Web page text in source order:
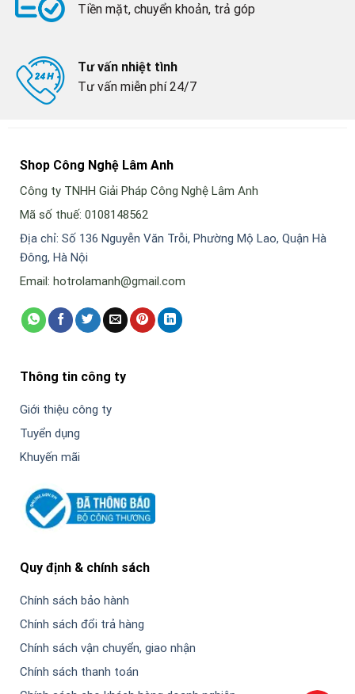
Tiền mặt, chuyển khoản, trả góp
Tư vấn nhiệt tình
Tư vấn miễn phí 24/7
Shop Công Nghệ Lâm Anh
Công ty TNHH Giải Pháp Công Nghệ Lâm Anh
Mã số thuế: 0108148562
Địa chỉ: Số 136 Nguyễn Văn Trỗi, Phường Mộ Lao, Quận Hà
Đông, Hà Nội
Email: hotrolamanh@gmail.com
Thông tin công ty
Giới thiệu công ty
Tuyển dụng
Khuyến mãi
Quy định & chính sách
Chính sách bảo hành
Chính sách đổi trả hàng
Chính sách vận chuyển, giao nhận
Chính sách thanh toán